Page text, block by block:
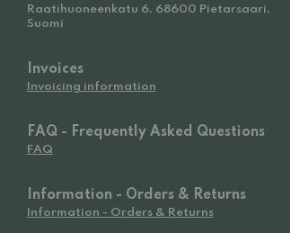
Raatihuoneenkatu 6, 68600 Pietarsaari,
Suomi
Invoices
Invoicing information
FAQ - Frequently Asked Questions
FAQ
Information - Orders & Returns
Information - Orders & Returns